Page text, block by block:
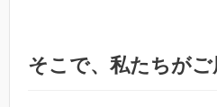
そこで、私たちがご